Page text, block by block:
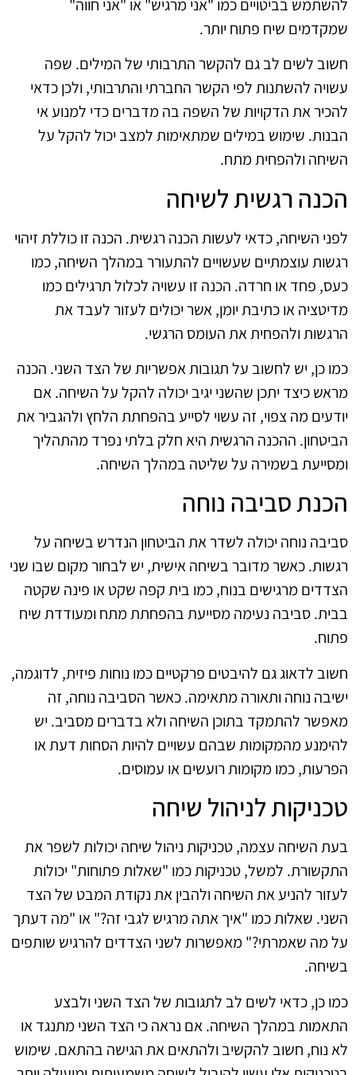
להשתמש בביטויים כמו "אני מרגיש" או "אני חווה"
שמקדמים שיח פתוח יותר.
חשוב לשים לב גם להקשר התרבותי של המילים. שפה
עשויה להשתנות לפי הקשר החברתי והתרבותי, ולכן כדאי
להכיר את הדקויות של השפה בה מדברים כדי למנוע אי
הבנות. שימוש במילים שמתאימות למצב יכול להקל על
השיחה ולהפחית מתח.
הכנה רגשית לשיחה
לפני השיחה, כדאי לעשות הכנה רגשית. הכנה זו כוללת זיהוי
רגשות עוצמתיים שעשויים להתעורר במהלך השיחה, כמו
כעס, פחד או חרדה. הכנה זו עשויה לכלול תרגילים כמו
מדיטציה או כתיבת יומן, אשר יכולים לעזור לעבד את
הרגשות ולהפחית את העומס הרגשי.
כמו כן, יש לחשוב על תגובות אפשריות של הצד השני. הכנה
מראש כיצד יתכן שהשני יגיב יכולה להקל על השיחה. אם
יודעים מה צפוי, זה עשוי לסייע בהפחתת הלחץ ולהגביר את
הביטחון. ההכנה הרגשית היא חלק בלתי נפרד מהתהליך
ומסייעת בשמירה על שליטה במהלך השיחה.
הכנת סביבה נוחה
סביבה נוחה יכולה לשדר את הביטחון הנדרש בשיחה על
רגשות. כאשר מדובר בשיחה אישית, יש לבחור מקום שבו שני
הצדדים מרגישים בנוח, כמו בית קפה שקט או פינה שקטה
בבית. סביבה נעימה מסייעת בהפחתת מתח ומעודדת שיח
פתוח.
חשוב לדאוג גם להיבטים פרקטיים כמו נוחות פיזית, לדוגמה,
ישיבה נוחה ותאורה מתאימה. כאשר הסביבה נוחה, זה
מאפשר להתמקד בתוכן השיחה ולא בדברים מסביב. יש
להימנע מהמקומות שבהם עשויים להיות הסחות דעת או
הפרעות, כמו מקומות רועשים או עמוסים.
טכניקות לניהול שיחה
בעת השיחה עצמה, טכניקות ניהול שיחה יכולות לשפר את
התקשורת. למשל, טכניקות כמו "שאלות פתוחות" יכולות
לעזור להניע את השיחה ולהבין את נקודת המבט של הצד
השני. שאלות כמו "איך אתה מרגיש לגבי זה?" או "מה דעתך
על מה שאמרתי?" מאפשרות לשני הצדדים להרגיש שותפים
בשיחה.
כמו כן, כדאי לשים לב לתגובות של הצד השני ולבצע
התאמות במהלך השיחה. אם נראה כי הצד השני מתנגד או
לא נוח, חשוב להקשיב ולהתאים את הגישה בהתאם. שימוש